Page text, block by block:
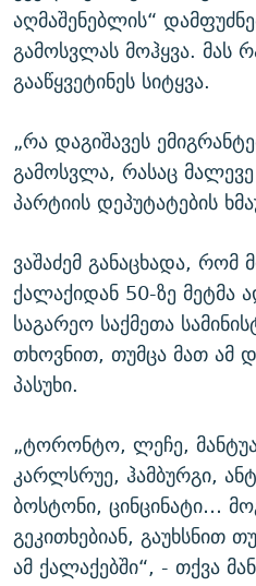
აღმაშენებლის“
გამოსვლას მოჰყვა. მას
გააწყვეტინეს სიტყვა.
„რა დაგიშავეს
გამოსვლა, რასაც
პარტიის დეპუტატების
ვაშაძემ განაცხადა, რომ
ქალაქიდან 50-ზე მეტმა
საგარეო საქმეთა
თხოვნით, თუმცა მათ ამ
პასუხი.
„ტორონტო, ლეჩე,
კარლსრუე, ჰამბურგი,
ბოსტონი, ცინცინატი…
გეკითხებიან, გაუხსნით
ამ ქალაქებში“, - თქვა